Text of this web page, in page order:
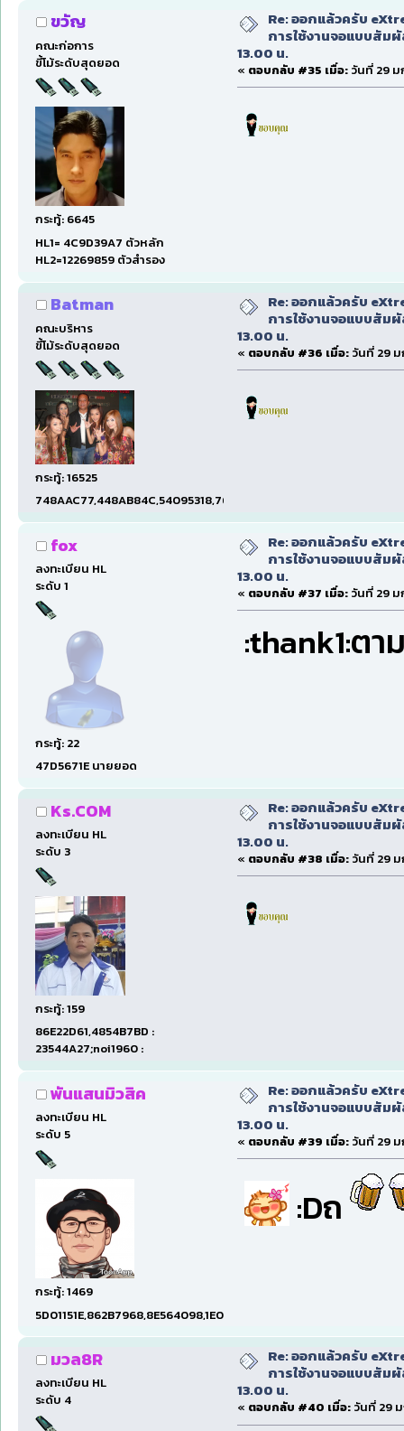
ขวัญ
คณะก่อการ
ขี้โม้ระดับสุดยอด
กระทู้: 6645
HL1= 4C9D39A7 ตัวหลัก
HL2=12269859 ตัวสำรอง
Re: ออกแล้วครับ
การใช้งานจอแบบสัม
13.00 น.
« ตอบกลับ #35 เมื่อ: วันที่ 29 ม
Batman
คณะบริหาร
ขี้โม้ระดับสุดยอด
กระทู้: 16525
748AAC77,448AB84C,54095318,7660DAE5,97606B15,47C5E
Re: ออกแล้วครับ
การใช้งานจอแบบสัม
13.00 น.
« ตอบกลับ #36 เมื่อ: วันที่ 29 ม
fox
ลงทะเบียน HL
ระดับ 1
กระทู้: 22
47D5671E นายยอด
Re: ออกแล้วครับ
การใช้งานจอแบบสัม
13.00 น.
« ตอบกลับ #37 เมื่อ: วันที่ 29 ม
:thank1:ต
Ks.COM
ลงทะเบียน HL
ระดับ 3
กระทู้: 159
86E22D61,4854B7BD :
23544A27;noi1960 :
Re: ออกแล้วครับ
การใช้งานจอแบบสัม
13.00 น.
« ตอบกลับ #38 เมื่อ: วันที่ 29 ม
พันแสนมิวสิค
ลงทะเบียน HL
ระดับ 5
กระทู้: 1469
5D01151E,862B7968,8E564098,1E001690
Re: ออกแล้วครับ
การใช้งานจอแบบสัม
13.00 น.
« ตอบกลับ #39 เมื่อ: วันที่ 29 ม
:Dถ
มวล8R
ลงทะเบียน HL
ระดับ 4
Re: ออกแล้วครับ
การใช้งานจอแบบสัม
13.00 น.
« ตอบกลับ #40 เมื่อ: วันที่ 29